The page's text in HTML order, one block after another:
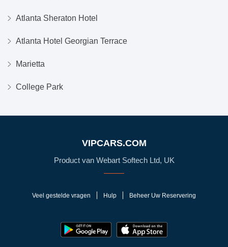
Atlanta Sheraton Hotel
Atlanta Hotel Georgian Terrace
Marietta
College Park
VIPCARS.COM
Product van Webart Softech Ltd, UK
Veel gestelde vragen Hulp Beheer Uw Reservering